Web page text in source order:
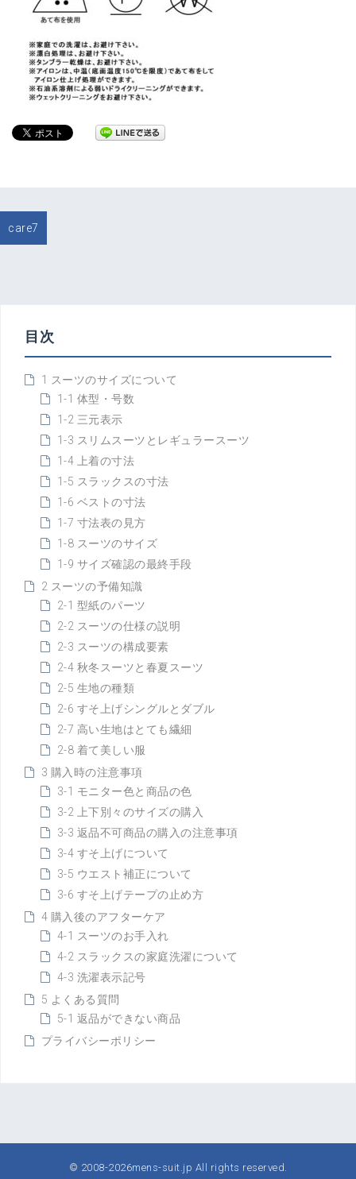
投
稿care7
目次
1 スーツのサイズについて
1-1 体型・号数
1-2 三元表示
1-3 スリムスーツとレギュラースーツ
1-4 上着の寸法
1-5 スラックスの寸法
1-6 ベストの寸法
1-7 寸法表の見方
1-8 スーツのサイズ
1-9 サイズ確認の最終手段
2 スーツの予備知識
2-1 型紙のパーツ
2-2 スーツの仕様の説明
2-3 スーツの構成要素
2-4 秋冬スーツと春夏スーツ
2-5 生地の種類
2-6 すそ上げシングルとダブル
2-7 高い生地はとても繊細
2-8 着て美しい服
3 購入時の注意事項
3-1 モニター色と商品の色
3-2 上下別々のサイズの購入
3-3 返品不可商品の購入の注意事項
3-4 すそ上げについて
3-5 ウエスト補正について
3-6 すそ上げテープの止め方
4 購入後のアフターケア
4-1 スーツのお手入れ
4-2 スラックスの家庭洗濯について
4-3 洗濯表示記号
5 よくある質問
5-1 返品ができない商品
プライバシーポリシー
© 2008-2026mens-suit.jp All rights reserved.